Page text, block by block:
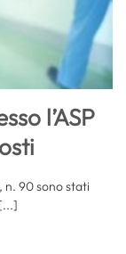
l’ASP
n. 90 sono stati